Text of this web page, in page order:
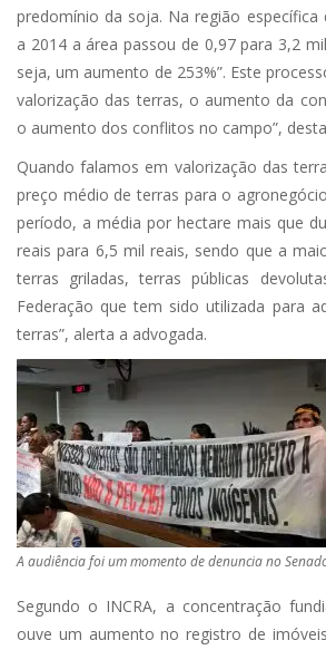
predomínio da soja. Na região
a 2014 a área passou de 0,97 para 3,2
seja, um aumento de 253%”. Este
valorização das terras, o aumento da
o aumento dos conflitos no campo”,
Quando falamos em valorização das
preço médio de terras para o
período, a média por hectare mais que
reais para 6,5 mil reais, sendo que a
terras griladas, terras públicas
Federação que tem sido utilizada para
terras”, alerta a advogada.
A audiência foi um momento de denuncia no
Segundo o INCRA, a concentração
ouve um aumento no registro de